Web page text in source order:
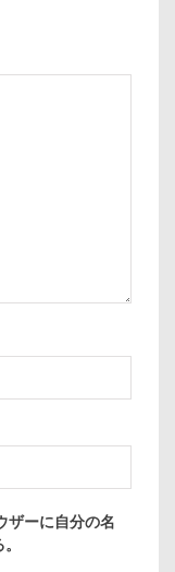
ザーに自分の名